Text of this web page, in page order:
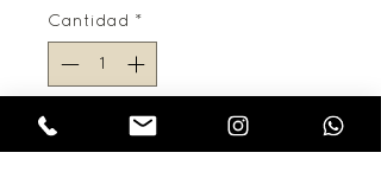
Cantidad *
Agregar al carrito